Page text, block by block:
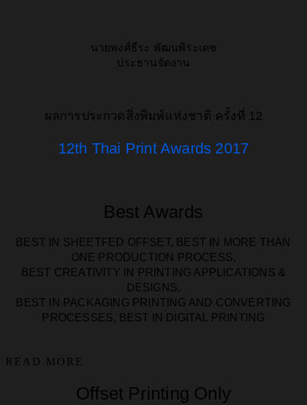
นายพงศ์ธีระ พัฒนพีระเดช
ประธานจัดงาน
ผลการประกวดสิ่งพิมพ์แห่งชาติ ครั้งที่ 12
12th Thai Print Awards 2017
Best Awards
BEST IN SHEETFED OFFSET, BEST IN MORE THAN
ONE PRODUCTION PROCESS,
BEST CREATIVITY IN PRINTING APPLICATIONS &
DESIGNS,
BEST IN PACKAGING PRINTING AND CONVERTING
PROCESSES, BEST IN DIGITAL PRINTING
READ MORE
Offset Printing Only